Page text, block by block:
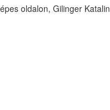
oldalon, Gilinger Katalin